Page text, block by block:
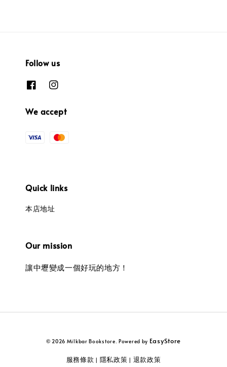
Follow us
We accept
Quick links
本店地址
Our mission
讓中壢變成一個好玩的地方！
© 2026 Milkbar Bookstore. Powered by EasyStore
服務條款 | 隱私政策 | 退款政策